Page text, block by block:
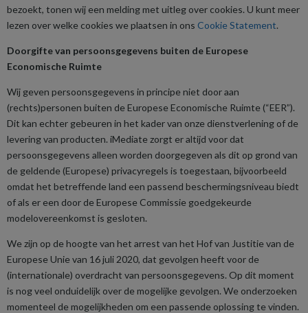
bezoekt, tonen wij een melding met uitleg over cookies. U kunt meer
lezen over welke cookies we plaatsen in ons Cookie Statement.
Doorgifte van persoonsgegevens buiten de Europese
Economische Ruimte
Wij geven persoonsgegevens in principe niet door aan
(rechts)personen buiten de Europese Economische Ruimte (“EER”).
Dit kan echter gebeuren in het kader van onze dienstverlening of de
levering van producten. iMediate zorgt er altijd voor dat
persoonsgegevens alleen worden doorgegeven als dit op grond van
de geldende (Europese) privacyregels is toegestaan, bijvoorbeeld
omdat het betreffende land een passend beschermingsniveau biedt
of als er een door de Europese Commissie goedgekeurde
modelovereenkomst is gesloten.
We zijn op de hoogte van het arrest van het Hof van Justitie van de
Europese Unie van 16 juli 2020, dat gevolgen heeft voor de
(internationale) overdracht van persoonsgegevens. Op dit moment
is nog veel onduidelijk over de mogelijke gevolgen. We onderzoeken
momenteel de mogelijkheden om een passende oplossing te vinden.